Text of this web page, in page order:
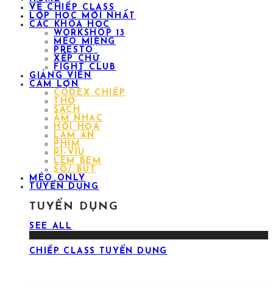
VỀ CHIẾP CLASS
LỚP HỌC MỚI NHẤT
CÁC KHÓA HỌC
WORKSHOP 13
MÉO MIỆNG
PRESTO
XẾP CHỮ
FIGHT CLUB
GIẢNG VIÊN
CÁM LỢN
CODEX CHIẾP
THƠ
SÁCH
ÂM NHẠC
HỘI HỌA
LÀM ĂN
PHIM
RÌ-VIU
LÈM BÈM
SỔ/ BÚT
MÉO ONLY
TUYỂN DỤNG
TUYỂN DỤNG
SEE ALL
CHIẾP CLASS TUYỂN DỤNG